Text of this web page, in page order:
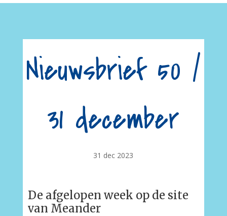
Nieuwsbrief 50 /
31 december
31 dec 2023
De afgelopen week op de site
van Meander